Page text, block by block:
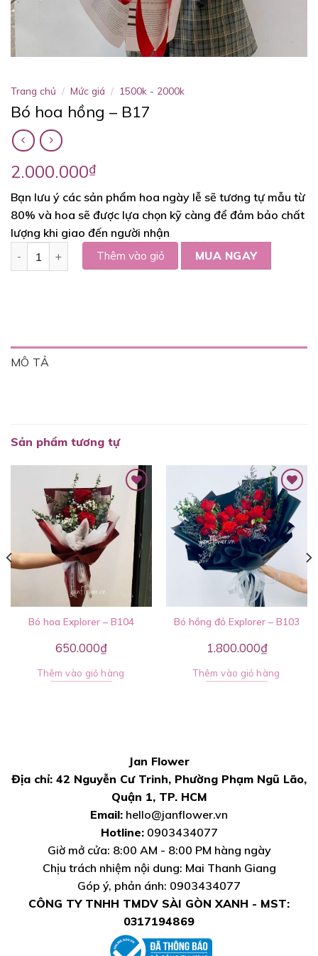
Trang chủ / Mức giá / 1500k - 2000k
Bó hoa hồng – B17
2.000.000₫
Bạn lưu ý các sản phẩm hoa ngày lễ sẽ tương tự mẫu từ
80% và hoa sẽ được lựa chọn kỹ càng để đảm bảo chất
lượng khi giao đến người nhận
Bó hoa hồng - B17 số lượng
Thêm vào giỏ MUA NGAY
MÔ TẢ
Sản phẩm tương tự
Bó hoa Explorer – B104
650.000₫
Thêm vào giỏ hàng
Bó hồng đỏ Explorer – B103
1.800.000₫
Thêm vào giỏ hàng
Jan Flower
Địa chỉ: 42 Nguyễn Cư Trinh, Phường Phạm Ngũ Lão,
Quận 1, TP. HCM
Email: hello@janflower.vn
Hotline:0903434077
Giờ mở cửa: 8:00 AM - 8:00 PM hàng ngày
Chịu trách nhiệm nội dung: Mai Thanh Giang
Góp ý, phản ánh: 0903434077
CÔNG TY TNHH TMDV SÀI GÒN XANH - MST:
0317194869